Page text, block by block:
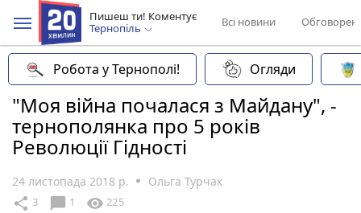
Пишеш ти! Коментує
Тернопіль
Всі новини
Робота у Тернополі! Огляди
"Моя війна почалася з Майдану", -
тернополянка про 5 років
Революції Гідності
24 листопада 2018 р. Ольга Турчак
share 3 chat_bubble 1 visibility 225